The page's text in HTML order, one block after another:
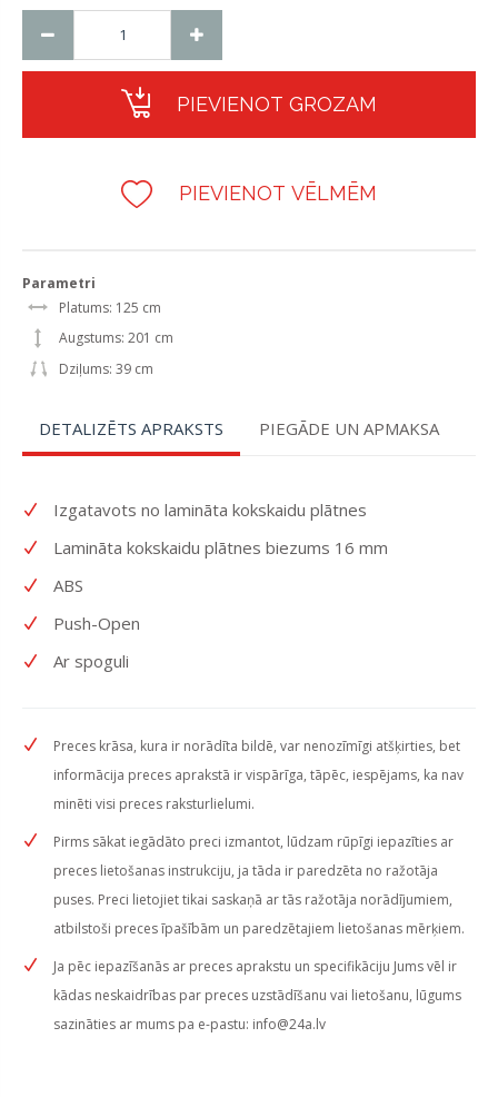
PIEVIENOT GROZAM
PIEVIENOT VĒLMĒM
Parametri
Platums: 125 cm
Augstums: 201 cm
Dziļums: 39 cm
DETALIZĒTS APRAKSTS PIEGĀDE UN APMAKSA
Izgatavots no lamināta kokskaidu plātnes
Lamināta kokskaidu plātnes biezums 16 mm
ABS
Push-Open
Ar spoguli
Preces krāsa, kura ir norādīta bildē, var nenozīmīgi atšķirties, bet
informācija preces aprakstā ir vispārīga, tāpēc, iespējams, ka nav
minēti visi preces raksturlielumi.
Pirms sākat iegādāto preci izmantot, lūdzam rūpīgi iepazīties ar
preces lietošanas instrukciju, ja tāda ir paredzēta no ražotāja
puses. Preci lietojiet tikai saskaņā ar tās ražotāja norādījumiem,
atbilstoši preces īpašībām un paredzētajiem lietošanas mērķiem.
Ja pēc iepazīšanās ar preces aprakstu un specifikāciju Jums vēl ir
kādas neskaidrības par preces uzstādīšanu vai lietošanu, lūgums
sazināties ar mums pa e-pastu: info@24a.lv